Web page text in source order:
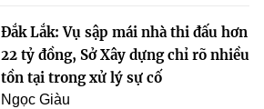
Đắk Lắk: Vụ sập mái nhà thi đấu hơn
22 tỷ đồng, Sở Xây dựng chỉ rõ nhiều
tồn tại trong xử lý sự cố
Ngọc Giàu